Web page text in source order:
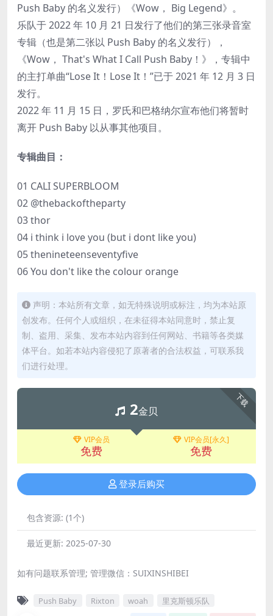
Push Baby 的名义发行）《Wow， Big Legend》。
乐队于 2022 年 10 月 21 日发行了他们的第三张录音室
专辑（也是第二张以 Push Baby 的名义发行），
《Wow， That's What I Call Push Baby！》，专辑中
的主打单曲“Lose It！Lose It！”已于 2021 年 12 月 3 日
发行。
2022 年 11 月 15 日，罗氏和巴格纳尔宣布他们将暂时
离开 Push Baby 以从事其他项目。
专辑曲目：
01 CALI SUPERBLOOM
02 @thebackoftheparty
03 thor
04 i think i love you (but i dont like you)
05 thenineteenseventyfive
06 You don't like the colour orange
声明：本站所有文章，如无特殊说明或标注，均为本站原
创发布。任何个人或组织，在未征得本站同意时，禁止复
制、盗用、采集、发布本站内容到任何网站、书籍等各类媒
体平台。如若本站内容侵犯了原著者的合法权益，可联系我
们进行处理。
下载
2金贝
VIP会员
免费
VIP会员[永久]
免费
登录后购买
包含资源: (1个)
最近更新: 2025-07-30
如有问题联系管理; 管理微信：SUIXINSHIBEI
Push Baby Rixton woah 里克斯顿乐队